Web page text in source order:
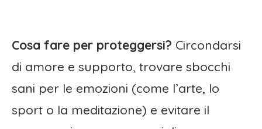
Cosa fare per proteggersi? Circondarsi
di amore e supporto, trovare sbocchi
sani per le emozioni (come l’arte, lo
sport o la meditazione) e evitare il